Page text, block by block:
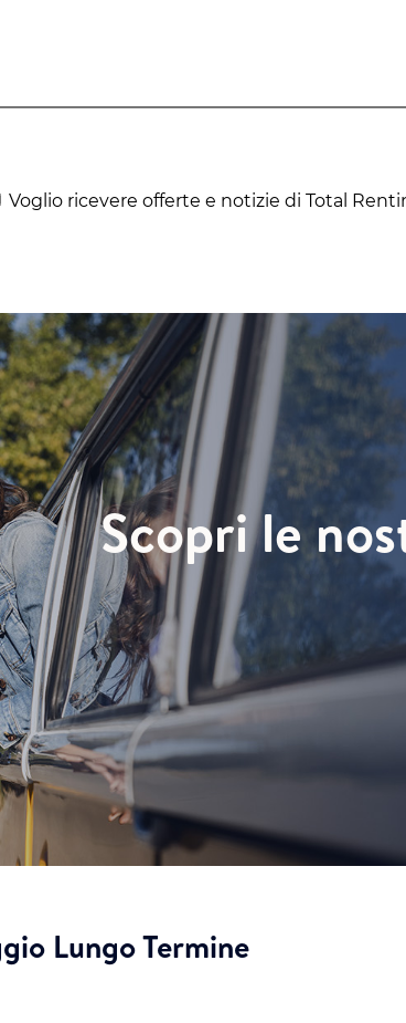
Voglio ricevere offerte e notizie di Total
Scopri le
Lungo Termine